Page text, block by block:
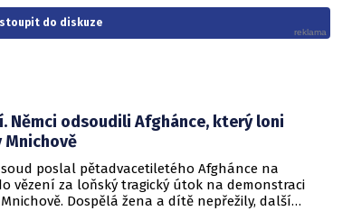
do diskuze
Němci odsoudili Afghánce, který loni
Mnichově
soud poslal pětadvacetiletého Afghánce na
vězení za loňský tragický útok na demonstraci
Dospělá žena a dítě nepřežily, další